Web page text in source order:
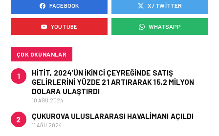
KARGO • 06 TEM 2026
FLYDUBAI’DEN SABIHA
GÖKÇEN’E GÜNLÜK
UÇUŞLAR VE KARGO
FACEBOOK X / TWITTER
YOUTUBE WHATSAPP
ÇOK OKUNANLAR
1
HITIT, 2024’ÜN IKINCI ÇEYREĞINDE SATIŞ
GELIRLERINI YÜZDE 21 ARTIRARAK 15,2 MILYON
DOLARA ULAŞTIRDI
10 AĞU 2024
2 ÇUKUROVA ULUSLARARASI HAVALIMANI AÇILDI
11 AĞU 2024